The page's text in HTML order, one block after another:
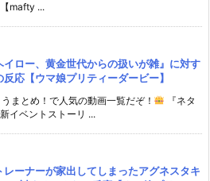
mafty ...
イロー、黄金世代からの扱いが雑』に対す
反応【ウマ娘プリティーダービー】
まとめ！で人気の動画一覧だぞ！
『ネタ
イベントストーリ ...
レーナーが家出してしまったアグネスタキ